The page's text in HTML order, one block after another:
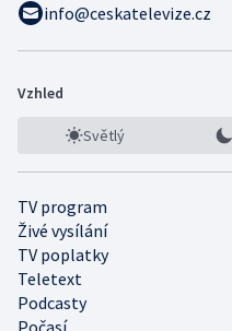
info@ceskatelevize.cz
Vzhled
Světlý
TV program
Živé vysílání
TV poplatky
Teletext
Podcasty
Počasí